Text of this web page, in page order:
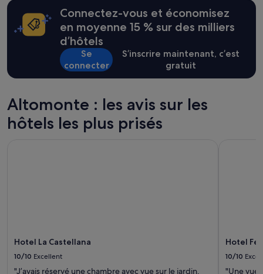
24 dernières
heures
d’une
pour
2 adultes.
Les
prix
peuvent
s’appliquer.
Connectez-vous et économisez
en moyenne 15 % sur des milliers
d’hôtels
Se
connecter
S’inscrire maintenant, c’est
gratuit
Altomonte : les avis sur les
hôtels les plus prisés
Hotel La Castellana
10/10 Excellent
"J’avais réservé une chambre avec vue sur le jardin,
Hotel
10/10
"Une vue